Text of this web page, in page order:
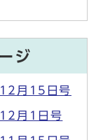
ジ
月15日号
月1日号